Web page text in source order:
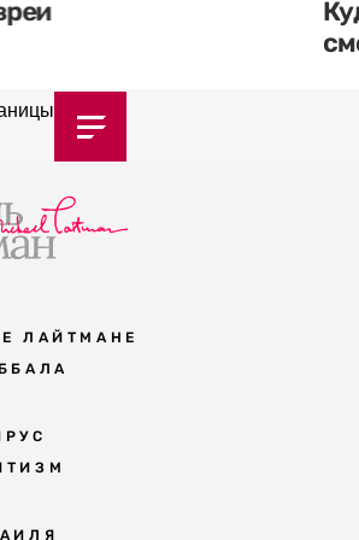
ЛАЙТМАНЕ
Мудрость каббалы
Каббала сегодня
в современном мире